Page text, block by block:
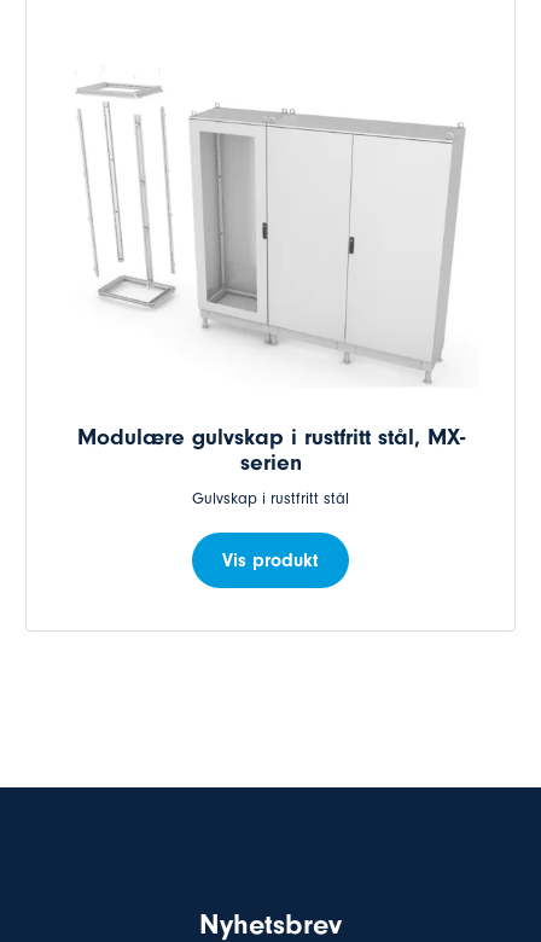
Modulære gulvskap i rustfritt stål, MX-
serien
Gulvskap i rustfritt stål
Vis produkt
Nyhetsbrev